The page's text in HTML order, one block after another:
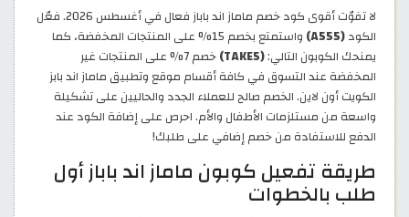
لا تفوّت أقوى كود خصم ماماز اند باباز فعال في أغسطس 2026. فعّل
الكود(A555)
واستمتع بخصم 15% على المنتجات المخفضة، كما
يمنحك الكوبون التالي:(TAKE5)
خصم 7% على المنتجات غير
المخفضة عند التسوق في كافة أقسام موقع وتطبيق ماماز اند بابز
الكويت أون لاين. الخصم صالح للعملاء الجدد والحاليين على تشكيلة
واسعة من مستلزمات الأطفال والأم. احرص على إضافة الكود عند
الدفع للاستفادة من خصم إضافي على طلبك!
طريقة تفعيل كوبون ماماز اند باباز أول
طلب بالخطوات